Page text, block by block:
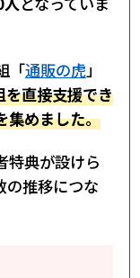
「通販の虎」
を直接支援でき
集めました。
特典が設けら
の推移につな